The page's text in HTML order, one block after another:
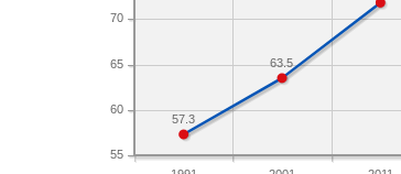
55
60
65
70
63.5
57.3